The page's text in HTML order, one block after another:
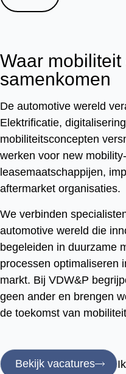
Waar
samenkomen
De automotive wereld
Elektrificatie,
mobiliteitsconcepten
werken voor new
leasemaatschappijen,
aftermarket organisaties.
We verbinden
automotive wereld die
begeleiden in duurzame
processen optimaliseren
markt. Bij VDW&P
geen ander en brengen
de toekomst van
Bekijk vacatures